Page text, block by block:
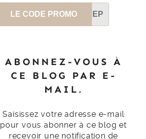
LE CODE PROMO SEP
ABONNEZ-VOUS À
CE BLOG PAR E-
MAIL.
Saisissez votre adresse e-mail
pour vous abonner à ce blog et
recevoir une notification de